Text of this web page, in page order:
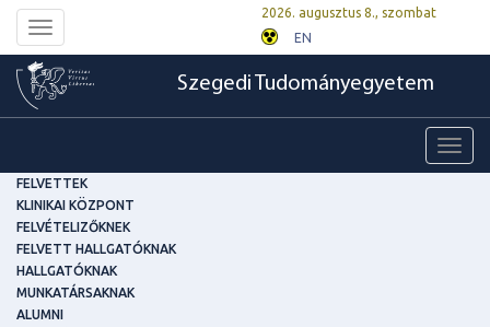
Toggle
navigation
2026. augusztus 8., szombat
EN
Szegedi Tudományegyetem
FELVETTEK
KLINIKAI KÖZPONT
FELVÉTELIZŐKNEK
FELVETT HALLGATÓKNAK
HALLGATÓKNAK
MUNKATÁRSAKNAK
ALUMNI